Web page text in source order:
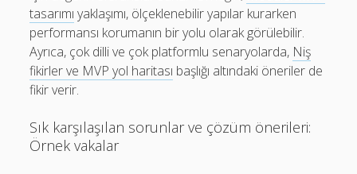
tasarımı yaklaşımı, ölçeklenebilir yapılar kurarken
performansı korumanın bir yolu olarak görülebilir.
Ayrıca, çok dilli ve çok platformlu senaryolarda, Niş
fikirler ve MVP yol haritası başlığı altındaki öneriler de
fikir verir.
Sık karşılaşılan sorunlar ve çözüm önerileri:
Örnek vakalar